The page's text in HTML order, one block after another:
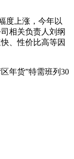
度上涨，今年以
相关负责人刘纲
、性价比高等因
年货”特需班列30